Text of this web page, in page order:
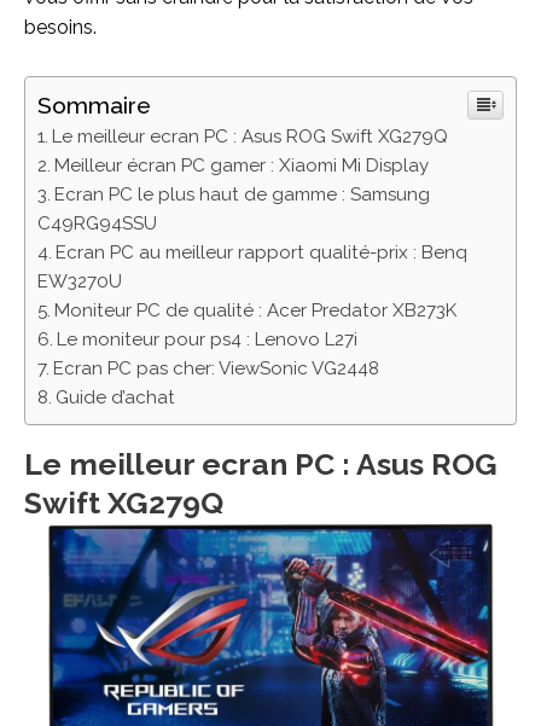
besoins.
Sommaire
Le meilleur ecran PC : Asus ROG Swift XG279Q
Meilleur écran PC gamer : Xiaomi Mi Display
Ecran PC le plus haut de gamme : Samsung
C49RG94SSU
Ecran PC au meilleur rapport qualité-prix : Benq
EW3270U
Moniteur PC de qualité : Acer Predator XB273K
Le moniteur pour ps4 : Lenovo L27i
Ecran PC pas cher: ViewSonic VG2448
Guide d’achat
Le meilleur ecran PC : Asus ROG
Swift XG279Q